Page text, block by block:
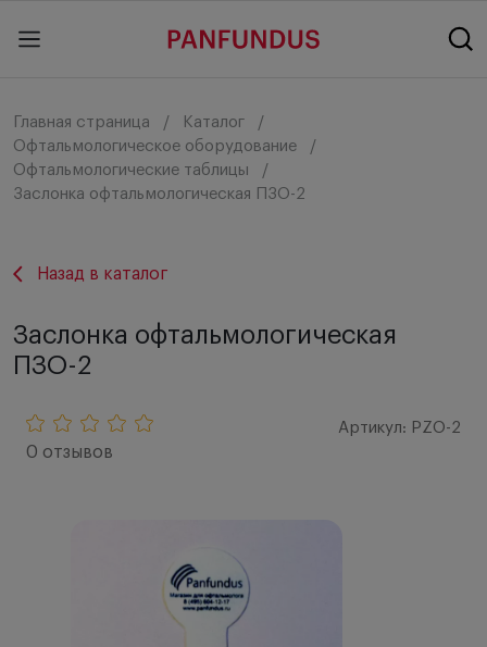
Главная страница
Каталог
Офтальмологическое оборудование
Офтальмологические таблицы
Заслонка офтальмологическая ПЗО-2
Назад в каталог
Заслонка офтальмологическая
ПЗО-2
0 отзывов
Артикул: PZO-2